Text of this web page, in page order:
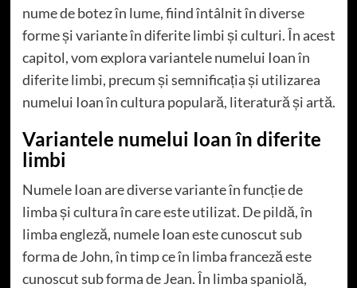
nume de botez în lume, fiind întâlnit în diverse
forme și variante în diferite limbi și culturi. În acest
capitol, vom explora variantele numelui Ioan în
diferite limbi, precum și semnificația și utilizarea
numelui Ioan în cultura populară, literatură și artă.
Variantele numelui Ioan în diferite
limbi
Numele Ioan are diverse variante în funcție de
limba și cultura în care este utilizat. De pildă, în
limba engleză, numele Ioan este cunoscut sub
forma de John, în timp ce în limba franceză este
cunoscut sub forma de Jean. În limba spaniolă,